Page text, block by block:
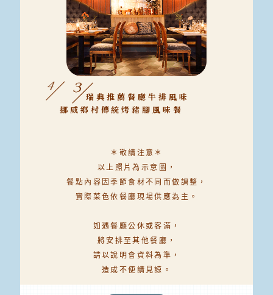
瑞典推薦餐廳牛排風味
挪威鄉村傳統烤豬腳風味餐
＊敬請注意＊
以上照片為示意圖，
餐點內容因季節食材不同而做調整，
實際菜色依餐廳現場供應為主。
如遇餐廳公休或客滿，
將安排至其他餐廳，
請以說明會資料為準，
造成不便請見諒。